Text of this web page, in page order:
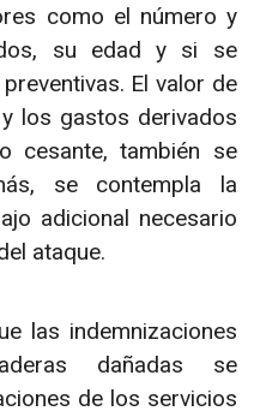
como el número y
su edad y si se
El valor de
los gastos derivados
cesante, también se
se contempla la
adicional necesario
ataque.
las indemnizaciones
dañadas se
de los servicios